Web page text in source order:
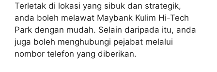
Terletak di lokasi yang sibuk dan strategik,
anda boleh melawat Maybank Kulim Hi-Tech
Park dengan mudah. Selain daripada itu, anda
juga boleh menghubungi pejabat melalui
nombor telefon yang diberikan.